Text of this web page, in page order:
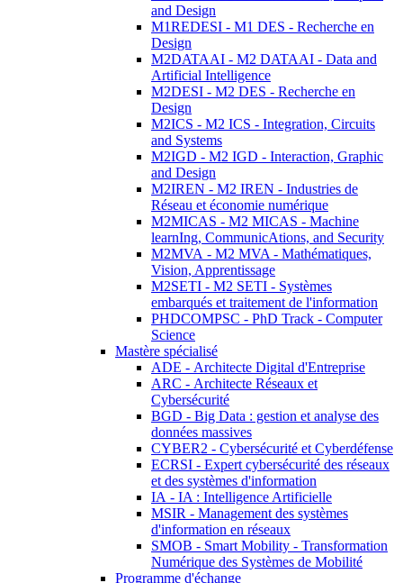
and Design
M1REDESI - M1 DES - Recherche en
Design
M2DATAAI - M2 DATAAI - Data and
Artificial Intelligence
M2DESI - M2 DES - Recherche en
Design
M2ICS - M2 ICS - Integration, Circuits
and Systems
M2IGD - M2 IGD - Interaction, Graphic
and Design
M2IREN - M2 IREN - Industries de
Réseau et économie numérique
M2MICAS - M2 MICAS - Machine
learnIng, CommunicAtions, and Security
M2MVA - M2 MVA - Mathématiques,
Vision, Apprentissage
M2SETI - M2 SETI - Systèmes
embarqués et traitement de l'information
PHDCOMPSC - PhD Track - Computer
Science
Mastère spécialisé
ADE - Architecte Digital d'Entreprise
ARC - Architecte Réseaux et
Cybersécurité
BGD - Big Data : gestion et analyse des
données massives
CYBER2 - Cybersécurité et Cyberdéfense
ECRSI - Expert cybersécurité des réseaux
et des systèmes d'information
IA - IA : Intelligence Artificielle
MSIR - Management des systèmes
d'information en réseaux
SMOB - Smart Mobility - Transformation
Numérique des Systèmes de Mobilité
Programme d'échange